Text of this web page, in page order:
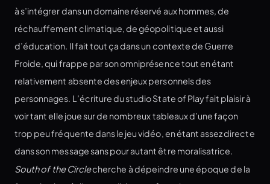
à s’intégrer dans un domaine réservé aux hommes, de
réchauffement climatique, de géopolitique et aussi
d’éducation. Il fait tout ça dans un contexte de Guerre
Froide, qui frappe par son omniprésence tout en étant
relativement absente des enjeux personnels des
personnages. L’écriture du studio State of Play fait plaisir à
voir tant elle joue sur de nombreux tableaux d’une façon
trop peu fréquente dans le jeu vidéo, en étant assez directe
dans son message sans pour autant être moralisatrice.
South of the Circlecherche à dépeindre une époque de la